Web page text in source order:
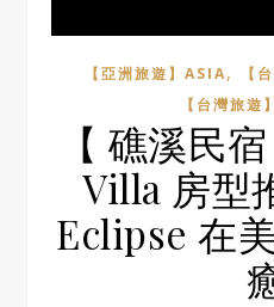
【亞洲旅遊】ASIA, 【
【台灣旅
【 礁溪民
Villa 房型
Eclipse 在